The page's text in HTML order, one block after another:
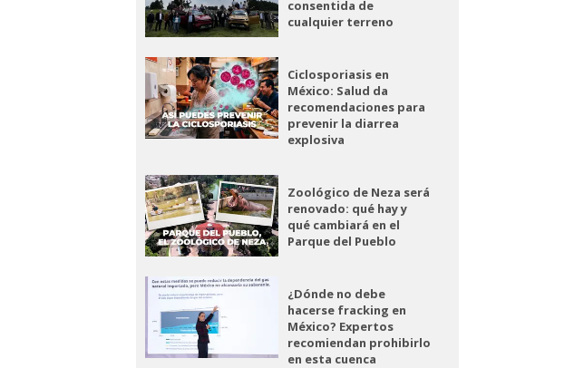
consentida de
cualquier terreno
Ciclosporiasis en
México: Salud da
recomendaciones para
prevenir la diarrea
explosiva
Zoológico de Neza será
renovado: qué hay y
qué cambiará en el
Parque del Pueblo
¿Dónde no debe
hacerse fracking en
México? Expertos
recomiendan prohibirlo
en esta cuenca